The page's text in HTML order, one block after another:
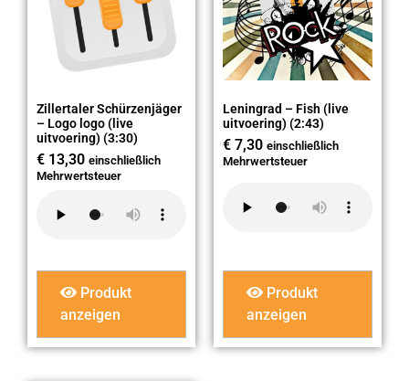
Zillertaler Schürzenjäger
– Logo logo (live
uitvoering) (3:30)
€ 13,30 einschließlich
Mehrwertsteuer
Produkt
anzeigen
Leningrad – Fish (live
uitvoering) (2:43)
€ 7,30 einschließlich
Mehrwertsteuer
Produkt
anzeigen